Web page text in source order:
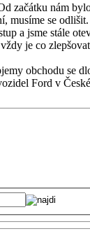
začátku nám
musíme se
a jsme stále
je co
obchodu se
Ford v